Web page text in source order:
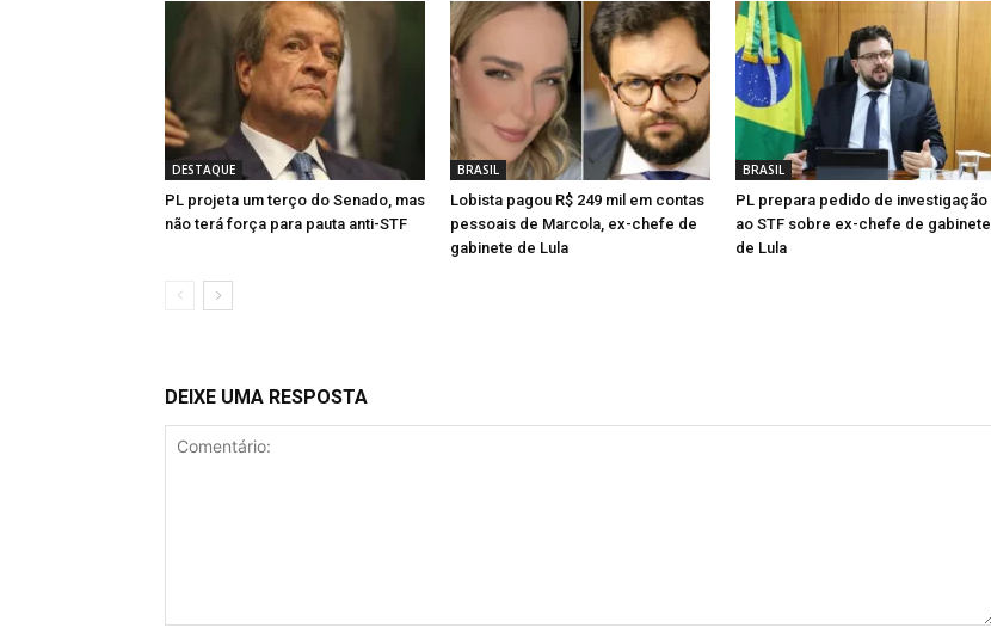
DESTAQUE
PL projeta um terço do Senado, mas
não terá força para pauta anti-STF
BRASIL
Lobista pagou R$ 249 mil em contas
pessoais de Marcola, ex-chefe de
gabinete de Lula
BRASIL
PL prepara pedido de investigação
ao STF sobre ex-chefe de gabinete
de Lula
DEIXE UMA RESPOSTA